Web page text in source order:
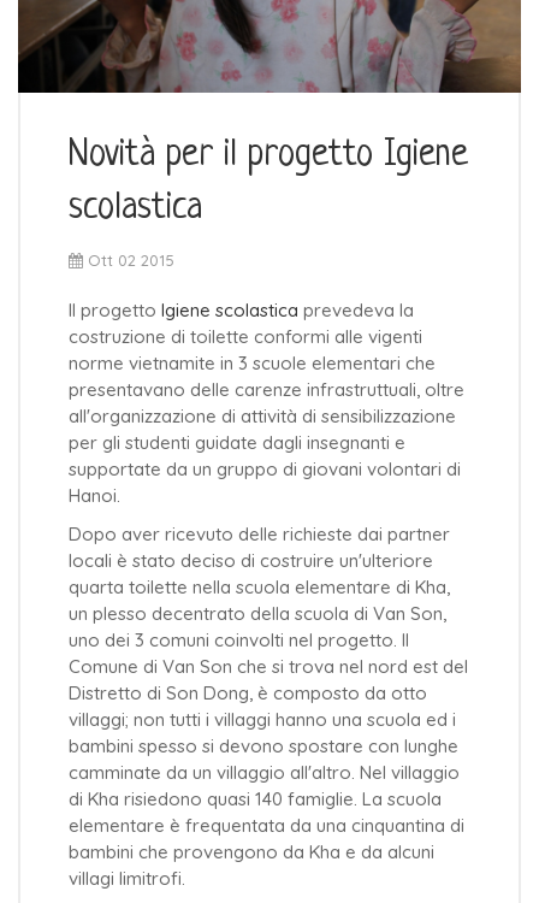
Novità per il progetto Igiene
scolastica
Ott 02 2015
Il progetto Igiene scolastica prevedeva la
costruzione di toilette conformi alle vigenti
norme vietnamite in 3 scuole elementari che
presentavano delle carenze infrastruttuali, oltre
all'organizzazione di attività di sensibilizzazione
per gli studenti guidate dagli insegnanti e
supportate da un gruppo di giovani volontari di
Hanoi.
Dopo aver ricevuto delle richieste dai partner
locali è stato deciso di costruire un'ulteriore
quarta toilette nella scuola elementare di Kha,
un plesso decentrato della scuola di Van Son,
uno dei 3 comuni coinvolti nel progetto. Il
Comune di Van Son che si trova nel nord est del
Distretto di Son Dong, è composto da otto
villaggi; non tutti i villaggi hanno una scuola ed i
bambini spesso si devono spostare con lunghe
camminate da un villaggio all'altro. Nel villaggio
di Kha risiedono quasi 140 famiglie. La scuola
elementare è frequentata da una cinquantina di
bambini che provengono da Kha e da alcuni
villagi limitrofi.